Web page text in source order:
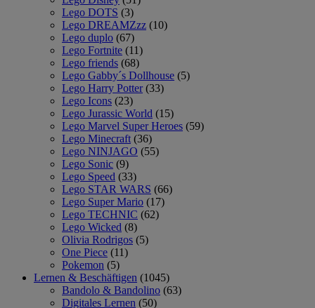
Lego DOTS (3)
Lego DREAMZzz (10)
Lego duplo (67)
Lego Fortnite (11)
Lego friends (68)
Lego Gabby´s Dollhouse (5)
Lego Harry Potter (33)
Lego Icons (23)
Lego Jurassic World (15)
Lego Marvel Super Heroes (59)
Lego Minecraft (36)
Lego NINJAGO (55)
Lego Sonic (9)
Lego Speed (33)
Lego STAR WARS (66)
Lego Super Mario (17)
Lego TECHNIC (62)
Lego Wicked (8)
Olivia Rodrigos (5)
One Piece (11)
Pokemon (5)
Lernen & Beschäftigen (1045)
Bandolo & Bandolino (63)
Digitales Lernen (50)